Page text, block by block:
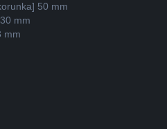
50 mm
mm
mm